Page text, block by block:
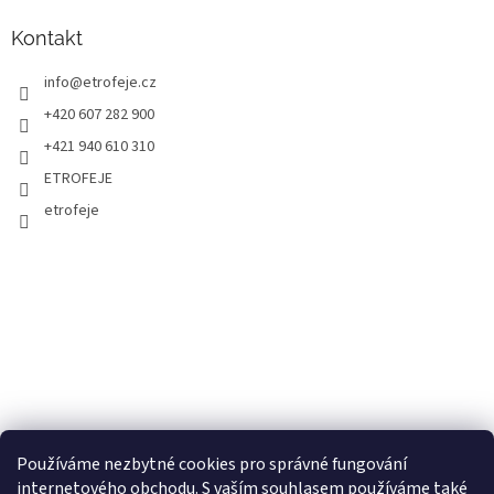
Používáme nezbytné cookies pro správné fungování
internetového obchodu. S vaším souhlasem používáme také
Kontakt
info@etrofeje.cz
+420 607 282 900
+421 940 610 310
ETROFEJE
etrofeje